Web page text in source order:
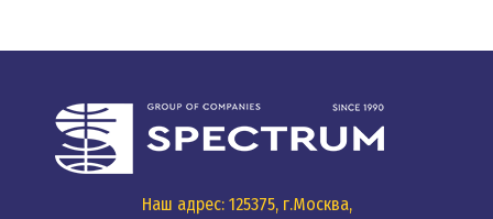
Наш адрес: 125375, г.Москва,